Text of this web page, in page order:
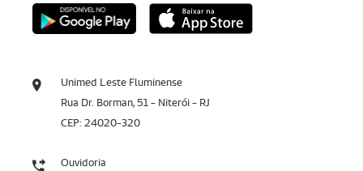
Unimed Leste Fluminense
Rua Dr. Borman, 51 - Niterói - RJ
CEP: 24020-320
Ouvidoria